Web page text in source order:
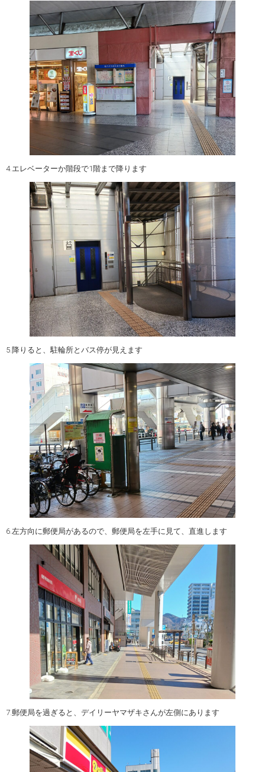
4.エレベーターか階段で1階まで降ります
5.降りると、駐輪所とバス停が見えます
6.左方向に郵便局があるので、郵便局を左手に見て、直進します
7.郵便局を過ぎると、デイリーヤマザキさんが左側にあります